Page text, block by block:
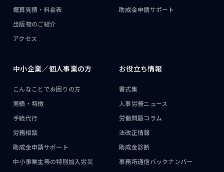
概算見積・料金表
出版物のご紹介
アクセス
助成金申請サポート
中小企業／個人事業の方
こんなことでお困りの方
実績・特徴
手続代行
労務相談
助成金申請サポート
中小事業主等の特別加入労災
お役立ち情報
書式集
人事労務ニュース
労働問題コラム
法改正情報
助成金診断
事務所通信バックナンバー